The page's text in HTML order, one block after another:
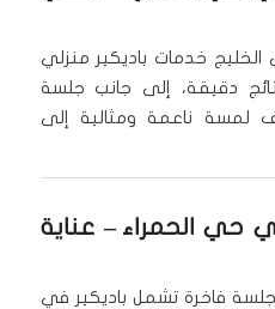
خدمات باديكير منزلي
دقيقة، إلى جانب جلسة
لمسة ناعمة ومثالية إلى
حي الحمراء – عناية
فاخرة تشمل باديكير في